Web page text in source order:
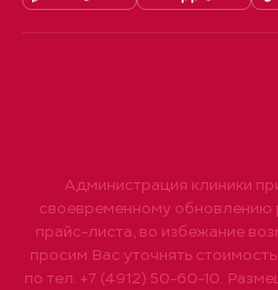
Администрация клиники
своевременному обновлению
прайс-листа, во избежание
просим Вас уточнять
по тел. +7 (4912) 50-60-10.